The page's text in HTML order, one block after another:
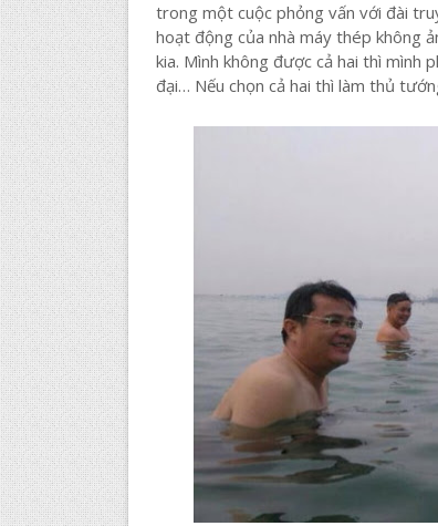
trong một cuộc phỏng vấn với đài
hoạt động của nhà máy thép không
kia. Mình không được cả hai thì mình
đại… Nếu chọn cả hai thì làm thủ